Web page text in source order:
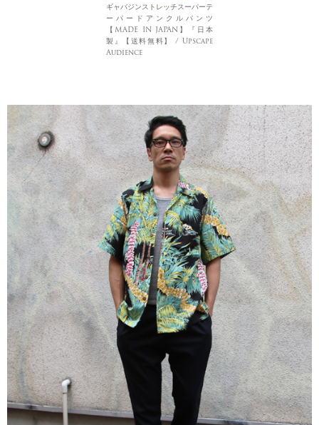
ギャバジンストレッチスーパーテ
ーパードアンクルパンツ
【MADE IN JAPAN】『日本
製』【送料無料】 / Upscape
Audience